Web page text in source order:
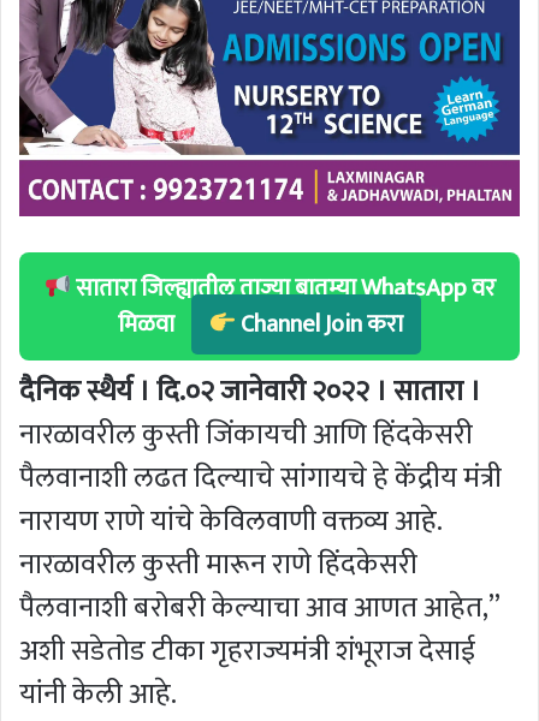
सातारा जिल्ह्यातील ताज्या बातम्या WhatsApp वर
मिळवा
Channel Join करा
दैनिक स्थैर्य । दि.०२ जानेवारी २०२२ । सातारा ।
नारळावरील कुस्ती जिंकायची आणि हिंदकेसरी
पैलवानाशी लढत दिल्याचे सांगायचे हे केंद्रीय मंत्री
नारायण राणे यांचे केविलवाणी वक्तव्य आहे.
नारळावरील कुस्ती मारून राणे हिंदकेसरी
पैलवानाशी बरोबरी केल्याचा आव आणत आहेत,”
अशी सडेतोड टीका गृहराज्यमंत्री शंभूराज देसाई
यांनी केली आहे.